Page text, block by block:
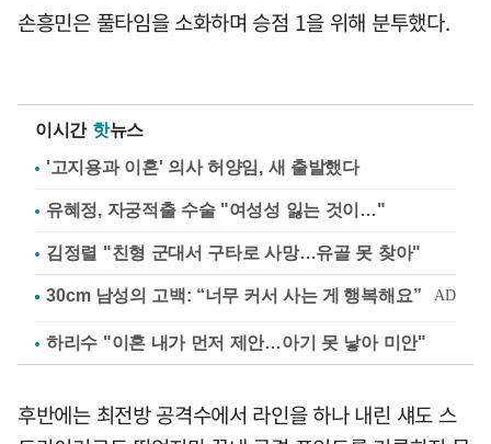
손흥민은 풀타임을 소화하며 승점 1을 위해 분투했다.
이시간 핫뉴스
'고지용과 이혼' 의사 허양임, 새 출발했다
유혜정, 자궁적출 수술 "여성성 잃는 것이…"
김정렬 "친형 군대서 구타로 사망…유골 못 찾아"
하리수 "이혼 내가 먼저 제안…아기 못 낳아 미안"
후반에는 최전방 공격수에서 라인을 하나 내린 섀도 스